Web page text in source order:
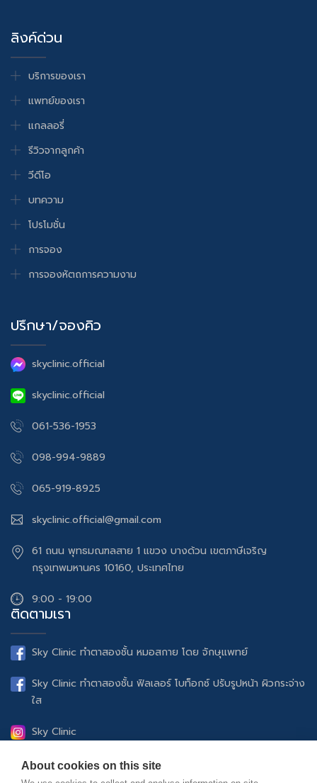
About cookies on this site
ลิงค์ด่วน
บริการของเรา
แพทย์ของเรา
แกลลอรี่
รีวิวจากลูกค้า
วีดีโอ
บทความ
โปรโมชั่น
การจอง
การจองหัตถการความงาม
ปรึกษา/จองคิว
skyclinic.official
skyclinic.official
061-536-1953
098-994-9889
065-919-8925
skyclinic.official@gmail.com
61 ถนน พุทธมณฑลสาย 1 แขวง บางด้วน เขตภาษีเจริญ
กรุงเทพมหานคร 10160, ประเทศไทย
9:00 - 19:00
ติดตามเรา
Sky Clinic ทำตาสองชั้น หมอสกาย โดย จักษุแพทย์
Sky Clinic ทำตาสองชั้น ฟิลเลอร์ โบท็อกซ์ ปรับรูปหน้า ผิวกระจ่าง
ใส
Sky Clinic
UltheraSPT ยกกระชับปรับรูปหน้า ฟิลเลอร์ โบท็อกซ์ ดูแลผิว
พรรณ